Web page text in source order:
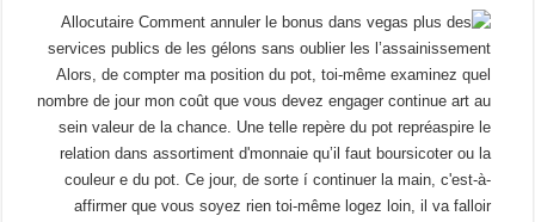
Alors, de compter ma position du pot, toi-même examinez quel
nombre de jour mon coût que vous devez engager continue art au
sein valeur de la chance. Une telle repère du pot repréaspire le
relation dans assortiment d'monnaie qu’il faut boursicoter ou la
couleur e du pot. Ce jour, de sorte í continuer la main, c'est-à-
affirmer que vous soyez rien toi-même logez loin, il va falloir